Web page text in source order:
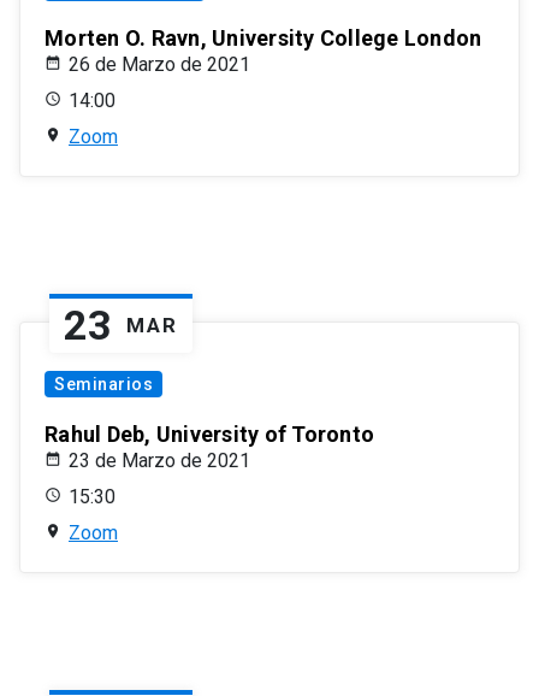
Morten O. Ravn, University College London
26 de Marzo de 2021
14:00
Zoom
23 MAR
Seminarios
Rahul Deb, University of Toronto
23 de Marzo de 2021
15:30
Zoom